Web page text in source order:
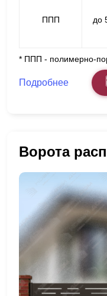
ППП до
* ППП - полимерно-
Подробнее
Ворота